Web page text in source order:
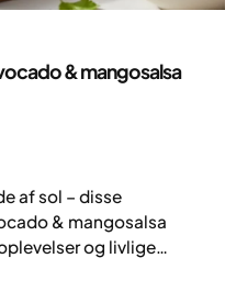
& mangosalsa
af sol – disse
& mangosalsa
og livlige